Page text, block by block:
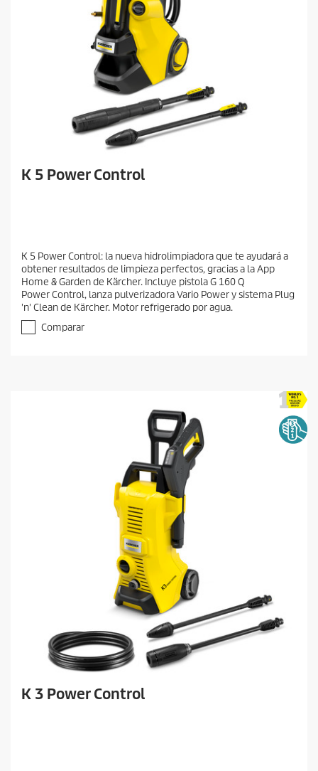
K 5 Power Control
K 5 Power Control: la nueva hidrolimpiadora que te ayudará a
obtener resultados de limpieza perfectos, gracias a la App
Home & Garden de Kärcher. Incluye pistola G 160 Q
Power Control, lanza pulverizadora Vario Power y sistema Plug
'n' Clean de Kärcher. Motor refrigerado por agua.
Comparar
K 3 Power Control